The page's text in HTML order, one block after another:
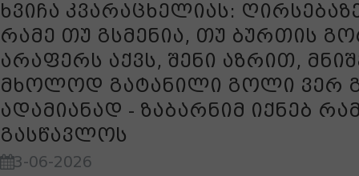
ხვიჩა კვარაცხელიას:
რამე თუ გსმენია, თუ ბურთის
არაფერს აქვს, შენი აზრით,
მხოლოდ გატანილი გოლი ვერ
ადამიანად - ზაბარნიმ იქნებ
გასწავლოს
3-06-2026